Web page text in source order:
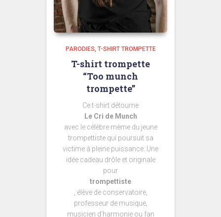
PARODIES T-SHIRT TROMPETTE
T-shirt trompette
“Too munch
trompette”
Ce t-shirt détourne
Le Cri de Munch
avec le célèbre mème du jeune
trompettiste qui poursuit sa
victime à pleine puissance. Une
idée cadeau drôle et originale
pour
trompettiste
, élève de conservatoire,
professeur de musique,
musicien d’harmonie ou fan